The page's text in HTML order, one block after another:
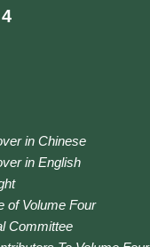
in Chinese
in English
of Volume Four
Committee